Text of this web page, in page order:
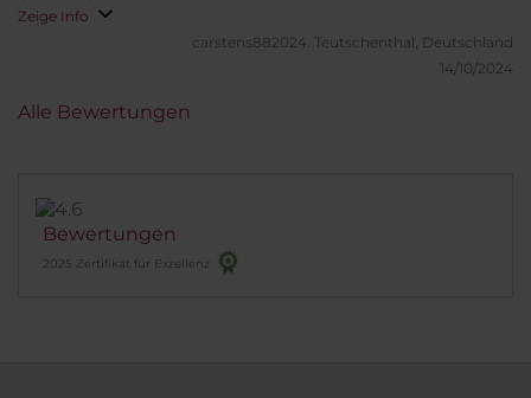
man sehr viel zu Fuß erreichen. Wir fühlten uns sehr
wohl und wenn wir wieder mal in der Stadt die
niemals schläft sind, wird das Hotel unsere 1. Wahl
Zeige Info
carstens882024.
Teutschenthal, Deutschland
14/10/2024
Bewertungen
2025 Zertifikat für Exzellenz
Alle Bewertungen